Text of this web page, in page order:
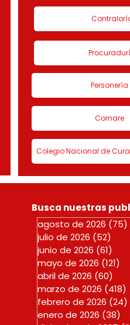
Personería
Cornare
Colegio Nacional de
Busca nuestras
agosto de 2026 (75)
julio de 2026 (52)
junio de 2026 (61)
mayo de 2026 (121)
abril de 2026 (60)
marzo de 2026 (418)
febrero de 2026 (24)
enero de 2026 (38)